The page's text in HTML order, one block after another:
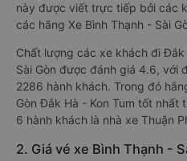
này được viết trực tiếp bởi các
các hãng Xe Bình Thạnh - Sài
Chất lượng các xe khách đi
Sài Gòn được đánh giá 4.6, với
2286 hành khách. Trong đó
Gòn Đắk Hà - Kon Tum tốt
6 hành khách là nhà xe Thuận
2. Giá vé xe Bình Thạnh -